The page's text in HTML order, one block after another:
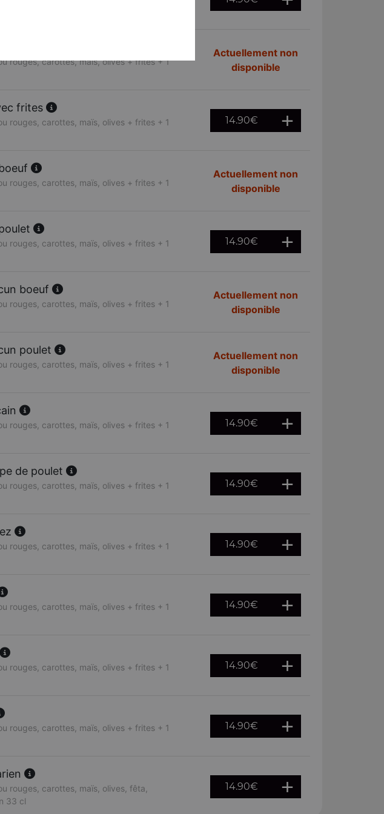
rouges, carottes, maïs, olives + frites + 1
Actuellement non
disponible
frites
rouges, carottes, maïs, olives + frites + 1
14.90€
rouges, carottes, maïs, olives + frites + 1
Actuellement non
disponible
rouges, carottes, maïs, olives + frites + 1
14.90€
boeuf
rouges, carottes, maïs, olives + frites + 1
Actuellement non
disponible
poulet
rouges, carottes, maïs, olives + frites + 1
Actuellement non
disponible
rouges, carottes, maïs, olives + frites + 1
14.90€
de poulet
rouges, carottes, maïs, olives + frites + 1
14.90€
rouges, carottes, maïs, olives + frites + 1
14.90€
rouges, carottes, maïs, olives + frites + 1
14.90€
rouges, carottes, maïs, olives + frites + 1
14.90€
rouges, carottes, maïs, olives + frites + 1
14.90€
rouges, carottes, maïs, olives, fêta,
33 cl
14.90€